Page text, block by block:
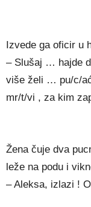
Izvede ga oficir u
– Slušaj … hajde
više želi … pu/c/
mr/t/vi , za kim
Žena čuje dva
leže na podu i
– Aleksa, izlazi !